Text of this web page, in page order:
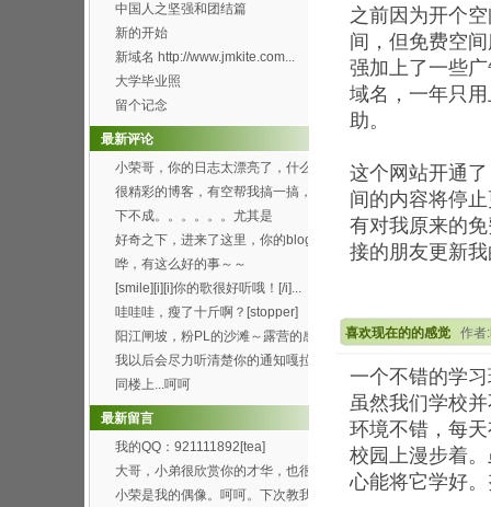
之前因为开个
间，但免费空
强加上了一些
域名，一年只
助。
这个网站开通
间的内容将停
有对我原来的
接的朋友更新
喜欢现在的的感觉 作者
一个不错的学
虽然我们学校
环境不错，每
校园上漫步着
心能将它学好
中国人之坚强和团结篇
新的开始
新域名 http://www.jmkite.com...
大学毕业照
留个记念
最新评论
小荣哥，你的日志太漂亮了，什么
时候有空帮我也搞一个...
很精彩的博客，有空帮我搞一搞，
可以吗？[smile...
下不成。。。。。。尤其是
Through the f...
好奇之下，进来了这里，你的blog
办得好好哦。 ...
哗，有这么好的事～～
[smile][i][i]你的歌很好听哦！[/i]...
哇哇哇，瘦了十斤啊？[stopper]
阳江闸坡，粉PL的沙滩～露营的感
觉真的8错哦～呵呵...
我以后会尽力听清楚你的通知嘎拉
[wink]
同楼上...呵呵
最新留言
我的QQ：921111892[tea]
大哥，小弟很欣赏你的才华，也很
喜欢你博客的这首背景...
小荣是我的偶像。呵呵。下次教我